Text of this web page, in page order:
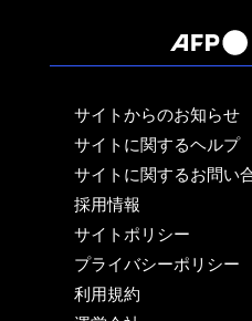
サイトからのお知らせ
サイトに関するヘルプ
サイトに関するお問い
採用情報
サイトポリシー
プライバシーポリシー
利用規約